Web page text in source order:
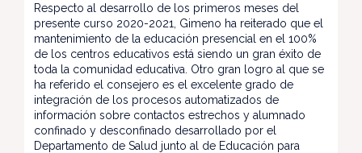
Respecto al desarrollo de los primeros meses del
presente curso 2020-2021, Gimeno ha reiterado que el
mantenimiento de la educación presencial en el 100%
de los centros educativos está siendo un gran éxito de
toda la comunidad educativa. Otro gran logro al que se
ha referido el consejero es el excelente grado de
integración de los procesos automatizados de
información sobre contactos estrechos y alumnado
confinado y desconfinado desarrollado por el
Departamento de Salud junto al de Educación para